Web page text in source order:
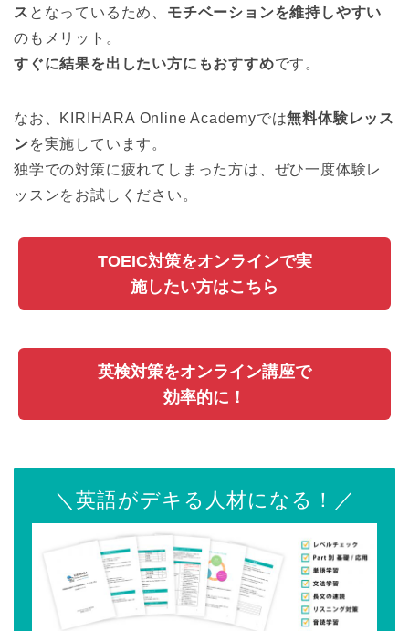
ス となっているため、 モチベーションを維持しやすい
のもメリット。
すぐに結果を出したい方にもおすすめです。
なお、KIRIHARA Online Academyでは無料体験レッス
ンを実施しています。
独学での対策に疲れてしまった方は、ぜひ一度体験レ
ッスンをお試しください。
TOEIC対策をオンラインで実
施したい方はこちら
英検対策をオンライン講座で
効率的に！
＼英語がデキる人材になる！／